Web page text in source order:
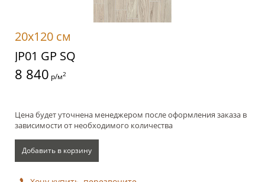
20x120 см
JP01 GP SQ
8 840 р/м2
Цена будет уточнена менеджером после оформления заказа в
зависимости от необходимого количества
Добавить в корзину